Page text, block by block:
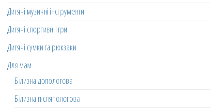
Дитячі музичні інструменти
Дитячі спортивні ігри
Дитячі сумки та рюкзаки
Для мам
Білизна допологова
Білизна післяпологова